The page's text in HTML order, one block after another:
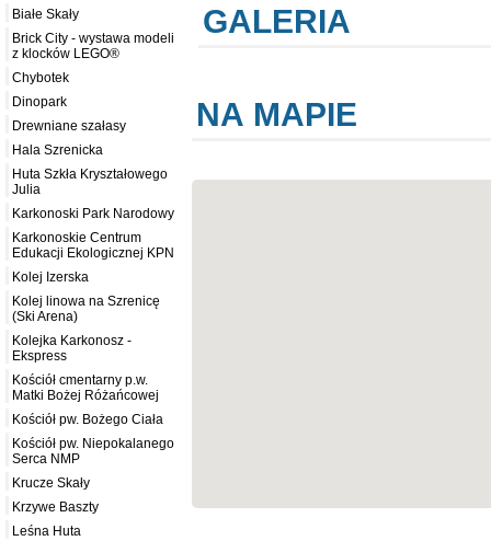
Białe Skały
Brick City - wystawa modeli
z klocków LEGO®
Chybotek
Dinopark
Drewniane szałasy
Hala Szrenicka
Huta Szkła Kryształowego
Julia
Karkonoski Park Narodowy
Karkonoskie Centrum
Edukacji Ekologicznej KPN
Kolej Izerska
Kolej linowa na Szrenicę
(Ski Arena)
Kolejka Karkonosz -
Ekspress
Kościół cmentarny p.w.
Matki Bożej Różańcowej
Kościół pw. Bożego Ciała
Kościół pw. Niepokalanego
Serca NMP
Krucze Skały
Krzywe Baszty
Leśna Huta
GALERIA
NA MAPIE